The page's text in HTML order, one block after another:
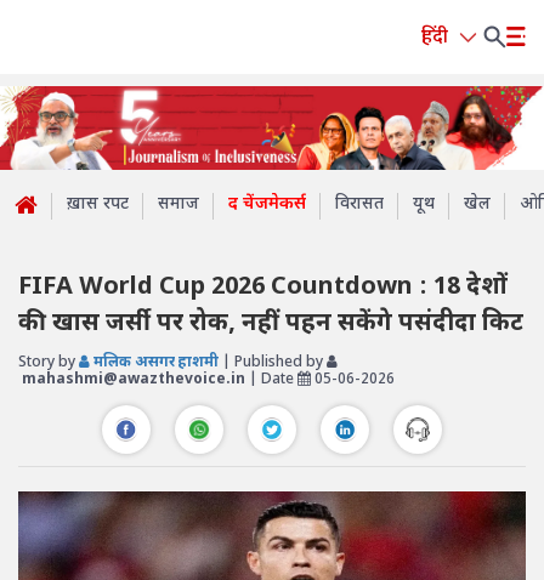
हिंदी
ख़ास रपट समाज द चेंजमेकर्स विरासत यूथ खेल
FIFA World Cup 2026 Countdown : 18 देशों
की खास जर्सी पर रोक, नहीं पहन सकेंगे पसंदीदा किट
Story by मलिक असगर हाशमी | Published by
mahashmi@awazthevoice.in | Date 05-06-2026